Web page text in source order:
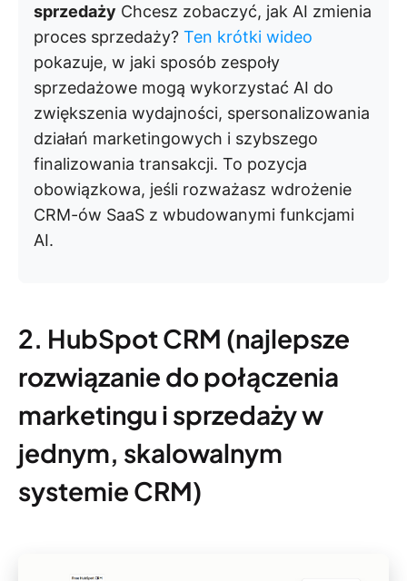
sprzedaży Chcesz zobaczyć, jak AI zmienia
proces sprzedaży? Ten krótki wideo
pokazuje, w jaki sposób zespoły
sprzedażowe mogą wykorzystać AI do
zwiększenia wydajności, spersonalizowania
działań marketingowych i szybszego
finalizowania transakcji. To pozycja
obowiązkowa, jeśli rozważasz wdrożenie
CRM-ów SaaS z wbudowanymi funkcjami
AI.
2. HubSpot CRM (najlepsze
rozwiązanie do połączenia
marketingu i sprzedaży w
jednym, skalowalnym
systemie CRM)